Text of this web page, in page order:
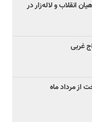
انقلاب و لاله‌زار در
غربی
از مرداد ماه